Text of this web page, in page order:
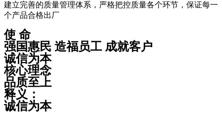
建立完善的质量管理体系，严格把控质量各个环节，保证每一
个产品合格出厂
使 命
强国惠民 造福员工 成就客户
诚信为本
核心理念
品质至上
释义：
诚信为本